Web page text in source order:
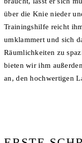
über die Knie nieder
Trainingshilfe reicht
umklammert und sich
Räumlichkeiten zu
bieten wir ihm
an, den hochwertigen